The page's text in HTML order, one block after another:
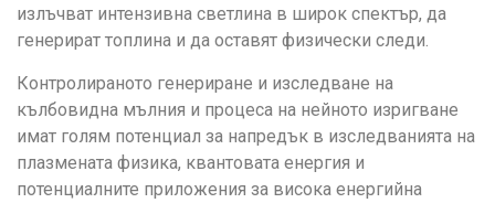
излъчват интензивна светлина в широк спектър, да
генерират топлина и да оставят физически следи.
Контролираното генериране и изследване на
кълбовидна мълния и процеса на нейното изригване
имат голям потенциал за напредък в изследванията на
плазмената физика, квантовата енергия и
потенциалните приложения за висока енергийна